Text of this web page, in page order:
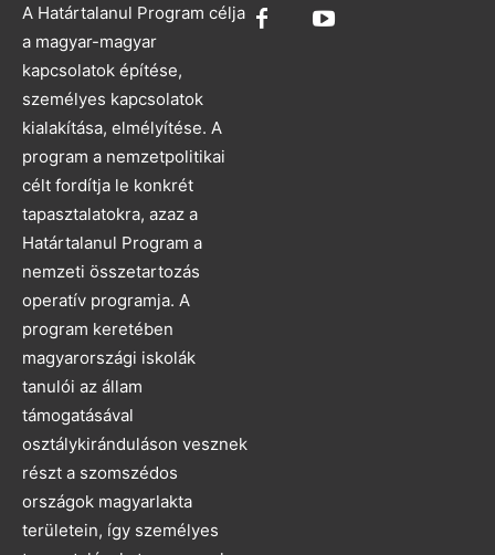
A Határtalanul Program célja
a magyar-magyar
kapcsolatok építése,
személyes kapcsolatok
kialakítása, elmélyítése. A
program a nemzetpolitikai
célt fordítja le konkrét
tapasztalatokra, azaz a
Határtalanul Program a
nemzeti összetartozás
operatív programja. A
program keretében
magyarországi iskolák
tanulói az állam
támogatásával
osztálykiránduláson vesznek
részt a szomszédos
országok magyarlakta
területein, így személyes